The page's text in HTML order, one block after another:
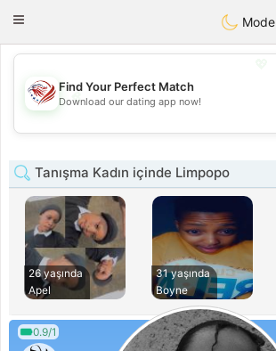
Dating
Toggle
Mode
💖
💕
Find Your Perfect Match
Download our dating app now!
Tanışma Kadın içinde Limpopo
26 yaşında
Apel
31 yaşında
Boyne
0.9/1